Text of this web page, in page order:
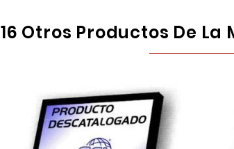
16 Otros Productos De